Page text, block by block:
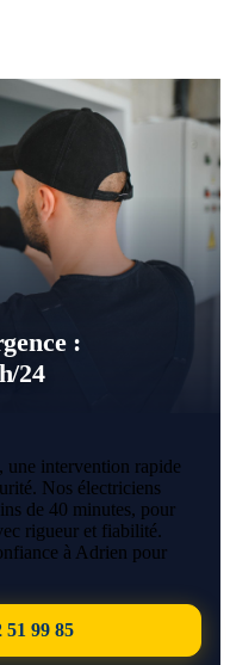
:
24
une intervention rapide
Nos électriciens
de 40 minutes, pour
rigueur et fiabilité.
à Adrien pour
51 99 85